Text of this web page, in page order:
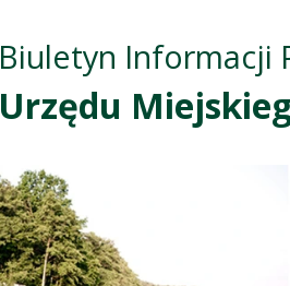
Biuletyn Informacji
Urzędu